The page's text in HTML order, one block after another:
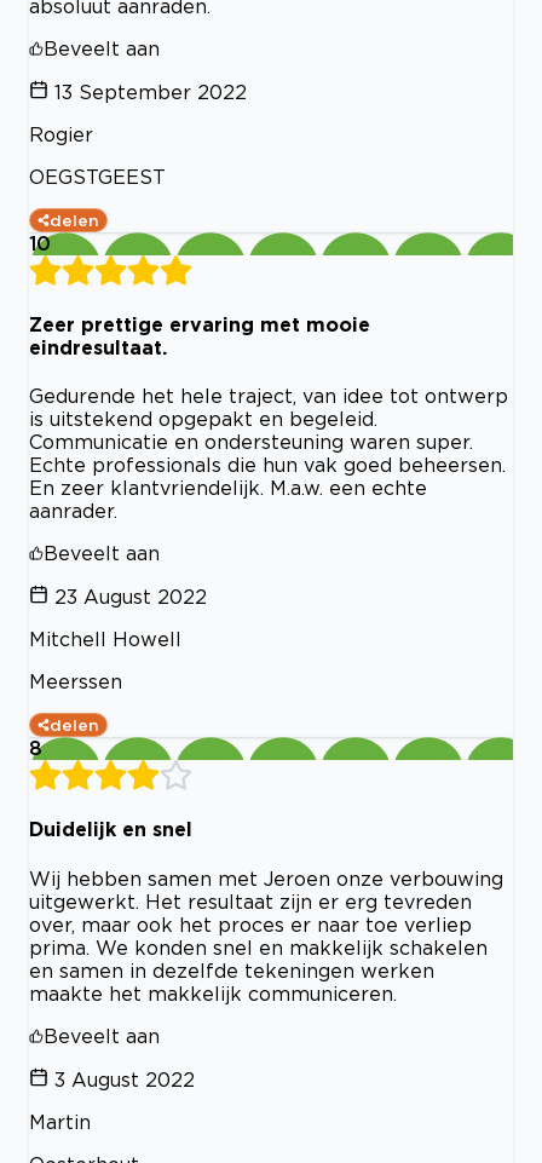
absoluut aanraden.
Beveelt aan
13 September 2022
Rogier
OEGSTGEEST
delen
10
Zeer prettige ervaring met mooie
eindresultaat.
Gedurende het hele traject, van idee tot ontwerp
is uitstekend opgepakt en begeleid.
Communicatie en ondersteuning waren super.
Echte professionals die hun vak goed beheersen.
En zeer klantvriendelijk. M.a.w. een echte
aanrader.
Beveelt aan
23 August 2022
Mitchell Howell
Meerssen
delen
8
Duidelijk en snel
Wij hebben samen met Jeroen onze verbouwing
uitgewerkt. Het resultaat zijn er erg tevreden
over, maar ook het proces er naar toe verliep
prima. We konden snel en makkelijk schakelen
en samen in dezelfde tekeningen werken
maakte het makkelijk communiceren.
Beveelt aan
3 August 2022
Martin